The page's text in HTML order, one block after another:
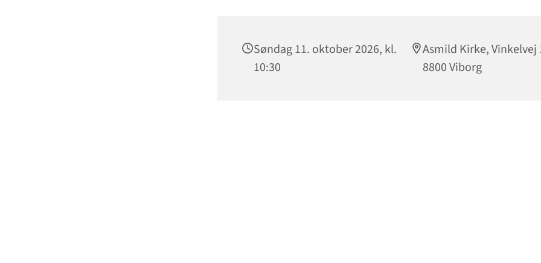
Søndag 11. oktober 2026, kl.
10:30
Asmild Kirke, Vinkelvej
8800 Viborg